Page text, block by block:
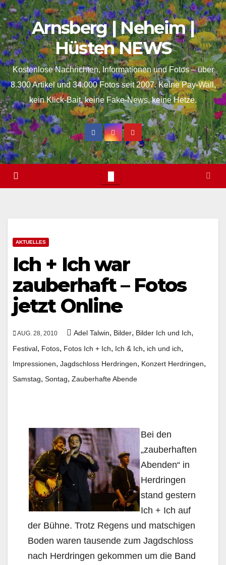
springen
Skip
to
content
Arnsberg | Neheim |
Hüsten NEWS
Kostenlose Nachrichten, Informationen und Fotos – über
8.300 Artikel und 34.000 Fotos seit 2007. Keine Pay-Wall,
kein Klick-Bait, keine Fake-News, keine Hetze.
AKTUELLES
Ich + Ich war
zauberhaft – Fotos
jetzt Online
AUG. 28, 2010 Adel Talwin, Bilder, Bilder Ich und Ich,
Festival, Fotos, Fotos Ich + Ich, Ich & Ich, ich und ich,
Impressionen, Jagdschloss Herdringen, Konzert Herdringen,
Samstag, Sontag, Zauberhafte Abende
Bei den
„zauberhaften
Abenden“ in
Herdringen
stand gestern
Ich + Ich auf
der Bühne. Trotz Regens und matschigen
Boden waren tausende zum Jagdschloss
nach Herdringen gekommen um die Band